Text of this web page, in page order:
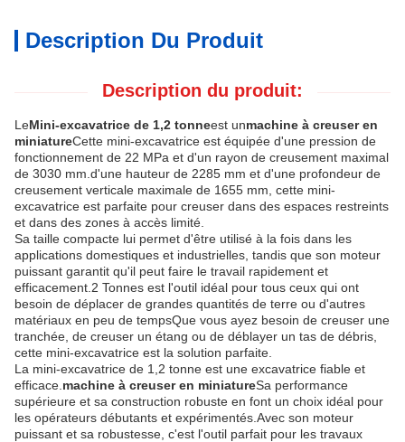
Description Du Produit
Description du produit:
LeMini-excavatrice de 1,2 tonneest unmachine à creuser en
miniatureCette mini-excavatrice est équipée d'une pression de
fonctionnement de 22 MPa et d'un rayon de creusement maximal
de 3030 mm.d'une hauteur de 2285 mm et d'une profondeur de
creusement verticale maximale de 1655 mm, cette mini-
excavatrice est parfaite pour creuser dans des espaces restreints
et dans des zones à accès limité.
Sa taille compacte lui permet d'être utilisé à la fois dans les
applications domestiques et industrielles, tandis que son moteur
puissant garantit qu'il peut faire le travail rapidement et
efficacement.2 Tonnes est l'outil idéal pour tous ceux qui ont
besoin de déplacer de grandes quantités de terre ou d'autres
matériaux en peu de tempsQue vous ayez besoin de creuser une
tranchée, de creuser un étang ou de déblayer un tas de débris,
cette mini-excavatrice est la solution parfaite.
La mini-excavatrice de 1,2 tonne est une excavatrice fiable et
efficace. machine à creuser en miniatureSa performance
supérieure et sa construction robuste en font un choix idéal pour
les opérateurs débutants et expérimentés.Avec son moteur
puissant et sa robustesse, c'est l'outil parfait pour les travaux